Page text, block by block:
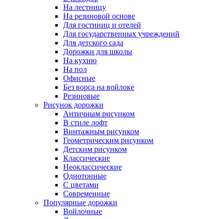
На лестницу
На резиновой основе
Для гостиниц и отелей
Для государственных учреждений
Для детского сада
Дорожки для школы
На кухню
На пол
Офисные
Без ворса на войлоке
Резиновые
Рисунок дорожки
Античным рисунком
В стиле лофт
Винтажным рисунком
Геометрическим рисунком
Детским рисунком
Классические
Неоклассические
Однотонные
С цветами
Современные
Популярные дорожки
Войлочные